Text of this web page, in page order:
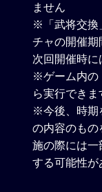
ません
※「武将交換
チャの開催期
次回開催時に
※ゲーム内の
ら実行できま
※今後、時期
の内容のもの
施の際には一
する可能性が